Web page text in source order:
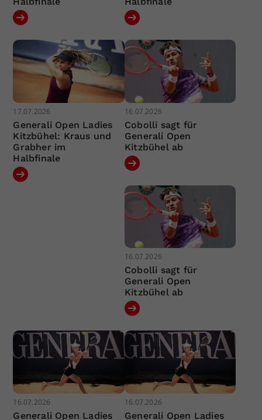
17.07.2026
Generali Open Ladies
Kitzbühel: Kraus und
Grabher im
Halbfinale
16.07.2026
Cobolli sagt für
Generali Open
Kitzbühel ab
16.07.2026
Cobolli sagt für
Generali Open
Kitzbühel ab
16.07.2026
Generali Open Ladies
16.07.2026
Generali Open Ladies